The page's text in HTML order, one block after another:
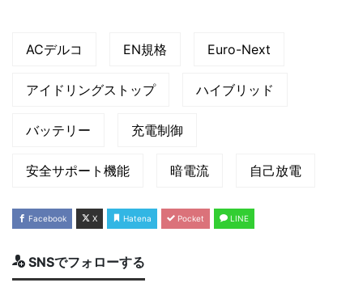
ACデルコ EN規格 Euro-Next
アイドリングストップ ハイブリッド
バッテリー 充電制御
安全サポート機能 暗電流 自己放電
Facebook X Hatena Pocket LINE
SNSでフォローする